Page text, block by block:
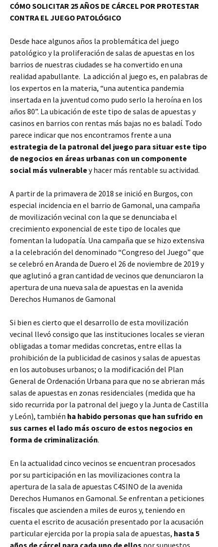
CÓMO SOLICITAR 25 AÑOS DE CÁRCEL POR PROTESTAR
CONTRA EL JUEGO PATOLÓGICO
Desde hace algunos años la problemática del juego
patológico y la proliferación de salas de apuestas en los
barrios de nuestras ciudades se ha convertido en una
realidad apabullante. La adicción al juego es, en palabras de
los expertos en la materia, “una autentica pandemia
insertada en la juventud como pudo serlo la heroína en los
años 80”. La ubicación de este tipo de salas de apuestas y
casinos en barrios con rentas más bajas no es baladí. Todo
parece indicar que nos encontramos frente a una
estrategia de la patronal del juego para situar este tipo
de negocios en áreas urbanas con un componente
social más vulnerabley hacer más rentable su actividad.
A partir de la primavera de 2018 se inició en Burgos, con
especial incidencia en el barrio de Gamonal, una campaña
de movilización vecinal con la que se denunciaba el
crecimiento exponencial de este tipo de locales que
fomentan la ludopatía. Una campaña que se hizo extensiva
a la celebración del denominado “Congreso del Juego” que
se celebró en Aranda de Duero el 26 de noviembre de 2019 y
que aglutinó a gran cantidad de vecinos que denunciaron la
apertura de una nueva sala de apuestas en la avenida
Derechos Humanos de Gamonal
Si bien es cierto que el desarrollo de esta movilización
vecinal llevó consigo que las instituciones locales se vieran
obligadas a tomar medidas concretas, entre ellas la
prohibición de la publicidad de casinos y salas de apuestas
en los autobuses urbanos; o la modificación del Plan
General de Ordenación Urbana para que no se abrieran más
salas de apuestas en zonas residenciales (medida que ha
sido recurrida por la patronal del juego y la Junta de Castilla
y León), también ha habido personas que han sufrido en
sus carnes el lado más oscuro de estos negocios en
forma de criminalización.
En la actualidad cinco vecinos se encuentran procesados
por su participación en las movilizaciones contra la
apertura de la sala de apuestas C4SINO de la avenida
Derechos Humanos en Gamonal. Se enfrentan a peticiones
fiscales que ascienden a miles de euros y, teniendo en
cuenta el escrito de acusación presentado por la acusación
particular ejercida por la propia sala de apuestas, hasta 5
años de cárcel para cada uno de ellos por supuestos